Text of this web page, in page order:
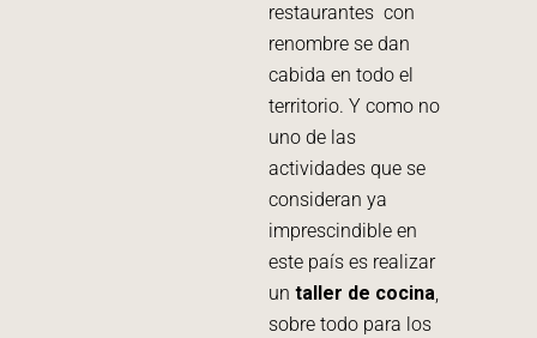
restaurantes con
renombre se dan
cabida en todo el
territorio. Y como no
uno de las
actividades que se
consideran ya
imprescindible en
este país es realizar
un taller de cocina,
sobre todo para los